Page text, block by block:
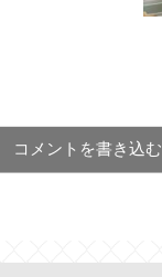
コメントを書き込む